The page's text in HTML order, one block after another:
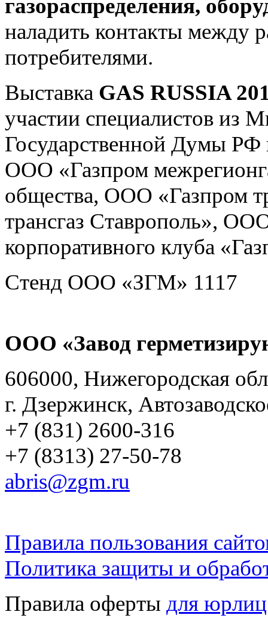
газораспределения,
наладить контакты между
потребителями.
Выставка GAS RUSSIA
участии специалистов из
Государственной Думы РФ
ООО «Газпром
общества, ООО «Газпром
трансгаз Ставрополь»,
корпоративного клуба
Стенд ООО «ЗГМ» 1117
ООО «Завод
606000, Нижегородская
г. Дзержинск,
+7 (831) 2600-316
+7 (8313) 27-50-78
abris@zgm.ru
Правила пользования
Политика защиты и
Правила оферты для